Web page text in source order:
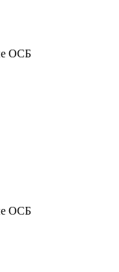
ОСБ
ОСБ